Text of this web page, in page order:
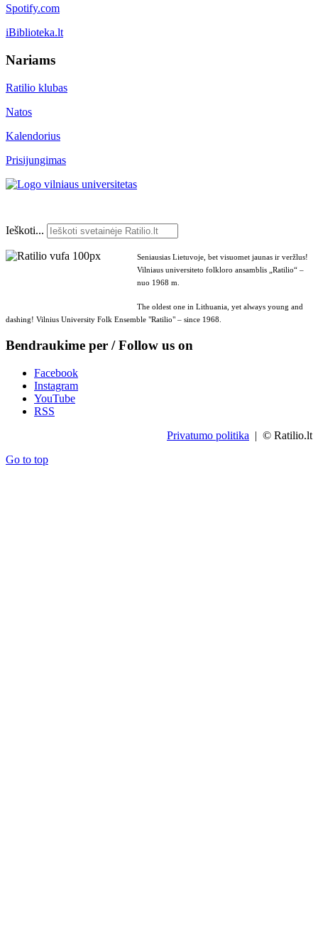
Spotify.com
iBiblioteka.lt
Nariams
Ratilio klubas
Natos
Kalendorius
Prisijungimas
Ieškoti...
Seniausias Lietuvoje, bet visuomet jaunas ir veržlus!
Vilniaus universiteto folkloro ansamblis „Ratilio“ –
nuo 1968 m.
The oldest one in Lithuania, yet always young and
dashing! Vilnius University Folk Ensemble "Ratilio" – since 1968.
Bendraukime per / Follow us on
Facebook
Instagram
YouTube
RSS
Privatumo politika | © Ratilio.lt
Go to top